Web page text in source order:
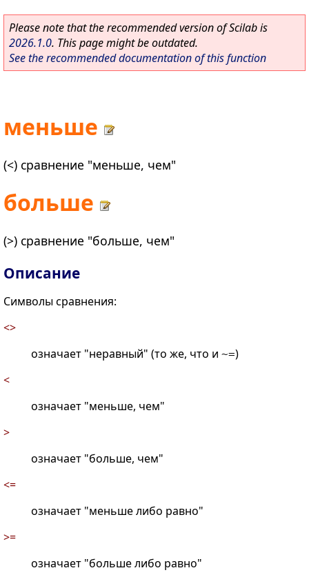
Please note that the recommended version of Scilab is
2026.1.0. This page might be outdated.
See the recommended documentation of this function
меньше
(<) сравнение "меньше, чем"
больше
(>) сравнение "больше, чем"
Описание
Символы сравнения:
<>
означает "неравный" (то же, что и ~=)
<
означает "меньше, чем"
>
означает "больше, чем"
<=
означает "меньше либо равно"
>=
означает "больше либо равно"